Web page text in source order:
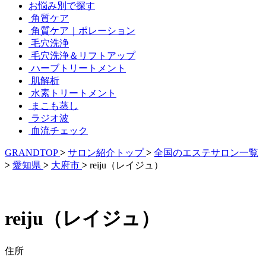
お悩み別で探す
角質ケア
角質ケア｜ポレーション
毛穴洗浄
毛穴洗浄＆リフトアップ
ハーブトリートメント
肌解析
水素トリートメント
まこも蒸し
ラジオ波
血流チェック
GRANDTOP > サロン紹介トップ > 全国のエステサロン一覧
> 愛知県 > 大府市 > reiju（レイジュ）
reiju（レイジュ）
住所